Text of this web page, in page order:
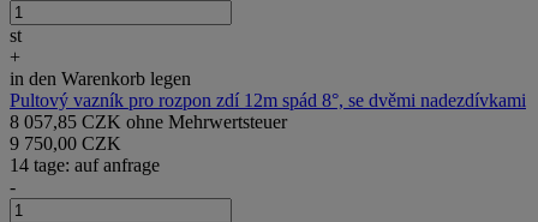
st
+
in den Warenkorb legen
Pultový vazník pro rozpon zdí 12m spád 8°, se dvěmi nadezdívkami
8 057,85 CZK ohne Mehrwertsteuer
9 750,00 CZK
14 tage: auf anfrage
-